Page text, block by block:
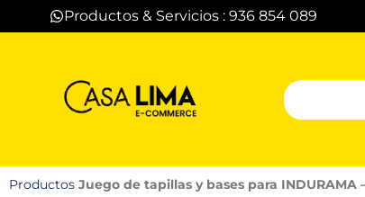
Productos & Servicios : 936 854 089
Productos Juego de tapillas y bases para INDURAMA